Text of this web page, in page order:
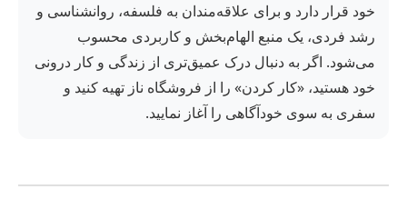
خود قرار دارد و برای علاقه‌مندان به فلسفه، روانشناسی و
رشد فردی، یک منبع الهام‌بخش و کاربردی محسوب
می‌شود. اگر به دنبال درک عمیق‌تری از زندگی و کار درونی
خود هستید، «کار کردن» را از فروشگاه ناز تهیه کنید و
سفری به سوی خودآگاهی را آغاز نمایید.